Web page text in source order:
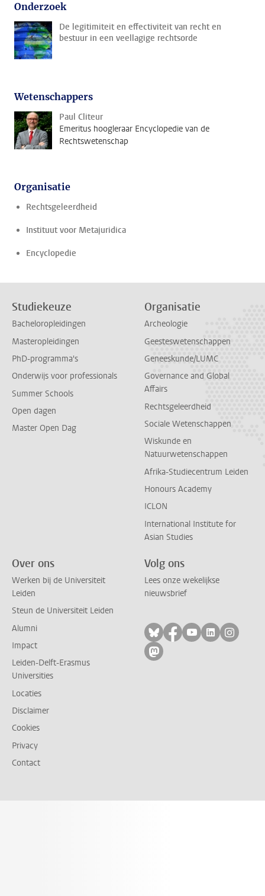
Onderzoek
De legitimiteit en effectiviteit van recht en
bestuur in een veellagige rechtsorde
Wetenschappers
Paul Cliteur
Emeritus hoogleraar Encyclopedie van de
Rechtswetenschap
Organisatie
Rechtsgeleerdheid
Instituut voor Metajuridica
Encyclopedie
Studiekeuze
Bacheloropleidingen
Masteropleidingen
PhD-programma's
Onderwijs voor professionals
Summer Schools
Open dagen
Master Open Dag
Organisatie
Archeologie
Geesteswetenschappen
Geneeskunde/LUMC
Governance and Global
Affairs
Rechtsgeleerdheid
Sociale Wetenschappen
Wiskunde en
Natuurwetenschappen
Afrika-Studiecentrum Leiden
Honours Academy
ICLON
International Institute for
Asian Studies
Over ons
Werken bij de Universiteit
Leiden
Steun de Universiteit Leiden
Alumni
Impact
Leiden-Delft-Erasmus
Universities
Locaties
Disclaimer
Cookies
Privacy
Contact
Volg ons
Lees onze wekelijkse
nieuwsbrief
Volg ons op bluesky
Volg ons op
Volg ons op
Volg ons
Volg
Volg ons op mastodon